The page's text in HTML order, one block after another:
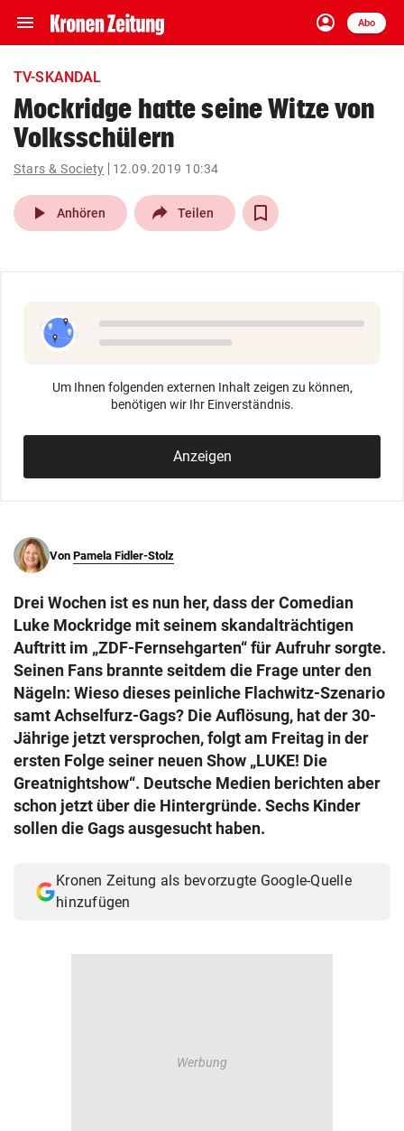
menu Navigation
ein-/ausklappen
account_circle
Anmelden
Abo
close Schließen
account_circle Anmelden
pin_drop
Wien arrow_right
search
eingeben
TV-SKANDAL
Mockridge hatte seine Witze von
Volksschülern
Stars & Society 12.09.2019 10:34
play_arrow Anhören Teilen
Um Ihnen folgenden externen Inhalt zeigen zu können,
benötigen wir Ihr Einverständnis.
Anzeigen
Von Pamela Fidler-Stolz
Drei Wochen ist es nun her, dass der Comedian
Luke Mockridge mit seinem skandalträchtigen
Auftritt im „ZDF-Fernsehgarten“ für Aufruhr sorgte.
Seinen Fans brannte seitdem die Frage unter den
Nägeln: Wieso dieses peinliche Flachwitz-Szenario
samt Achselfurz-Gags? Die Auflösung, hat der 30-
Jährige jetzt versprochen, folgt am Freitag in der
ersten Folge seiner neuen Show „LUKE! Die
Greatnightshow“. Deutsche Medien berichten aber
schon jetzt über die Hintergründe. Sechs Kinder
sollen die Gags ausgesucht haben.
Kronen Zeitung als bevorzugte Google-Quelle
hinzufügen